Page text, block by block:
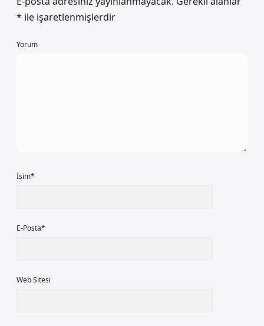
* ile işaretlenmişlerdir
Yorum
İsim*
E-Posta*
Web Sitesi